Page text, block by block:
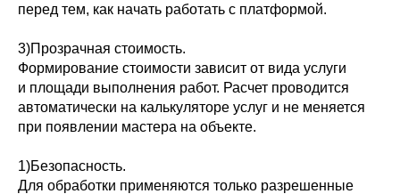
перед тем, как начать работать с платформой.
3)Прозрачная стоимость.
Формирование стоимости зависит от вида услуги
и площади выполнения работ. Расчет проводится
автоматически на калькуляторе услуг и не меняется
при появлении мастера на объекте.
1)Безопасность.
Для обработки применяются только разрешенные